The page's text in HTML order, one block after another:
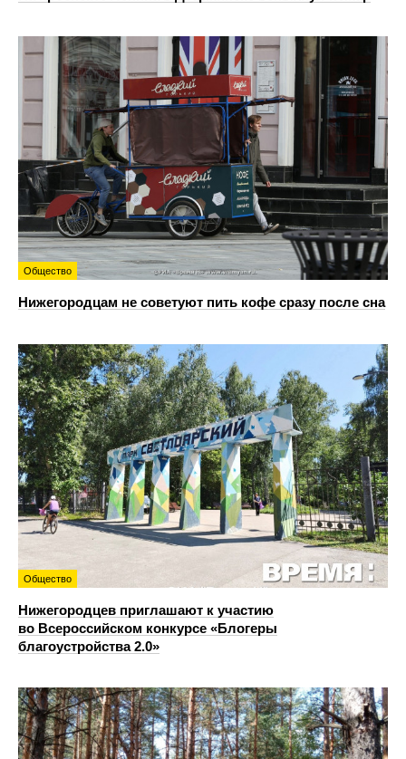
Общество
Нижегородцам не советуют пить кофе сразу после сна
Общество
Нижегородцев приглашают к участию
во Всероссийском конкурсе «Блогеры
благоустройства 2.0»